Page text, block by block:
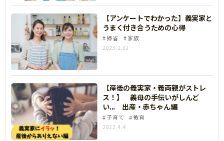
【アンケートでわかった】義実家と
うまく付き合うための心得
帰省
家族
2023.1.31
【産後の義実家・義両親がストレ
ス！】 義母の手伝いがしんど
い... 出産・赤ちゃん編
子育て
教育
2022.4.4